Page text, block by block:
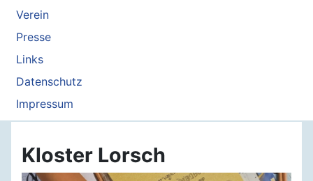
Verein
Presse
Links
Datenschutz
Impressum
Kloster Lorsch